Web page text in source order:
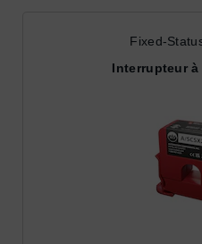
Fixed-
Interrupteur